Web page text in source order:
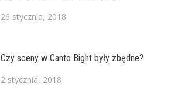
26 stycznia, 2018
Czy sceny w Canto Bight były zbędne?
2 stycznia, 2018